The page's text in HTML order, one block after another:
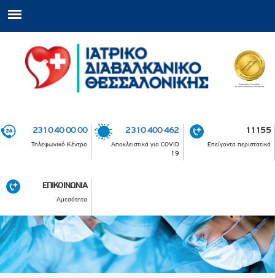
2310 40 00 00
Τηλεφωνικό Κέντρο
2310 400 462
Αποκλειστικά για COVID
19
11155
Επείγοντα περιστατικά
ΕΠΙΚΟΙΝΩΝΙΑ
Αμεσότητα